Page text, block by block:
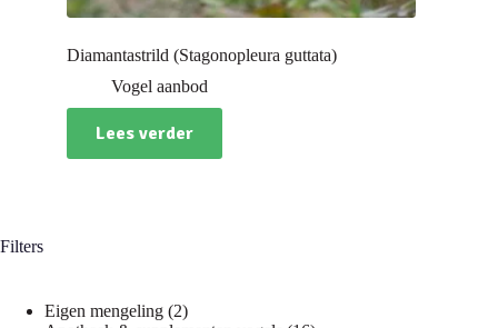
Diamantastrild (Stagonopleura guttata)
Vogel aanbod
Lees verder
Filters
Eigen mengeling 22